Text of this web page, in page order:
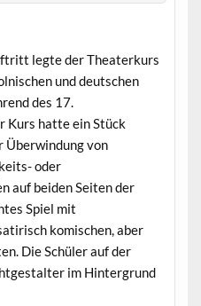
legte der Theaterkurs
und deutschen
des 17.
Kurs hatte ein Stück
Überwindung von
oder
auf beiden Seiten der
Spiel mit
komischen, aber
Die Schüler auf der
im Hintergrund